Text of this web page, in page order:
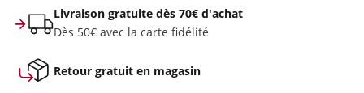
Livraison gratuite dès 70€ d'achat
Dès 50€ avec la carte fidélité
Retour gratuit en magasin